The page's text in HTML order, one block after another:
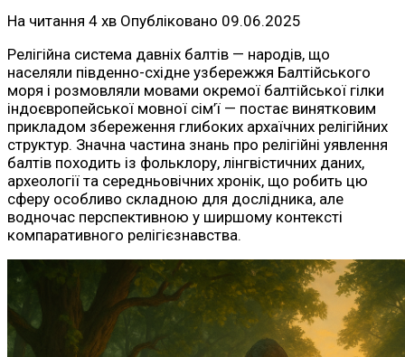
На читання 4 хв Опубліковано 09.06.2025
Релігійна система давніх балтів — народів, що
населяли південно-східне узбережжя Балтійського
моря і розмовляли мовами окремої балтійської гілки
індоєвропейської мовної сім’ї — постає винятковим
прикладом збереження глибоких архаїчних релігійних
структур. Значна частина знань про релігійні уявлення
балтів походить із фольклору, лінгвістичних даних,
археології та середньовічних хронік, що робить цю
сферу особливо складною для дослідника, але
водночас перспективною у ширшому контексті
компаративного релігієзнавства.